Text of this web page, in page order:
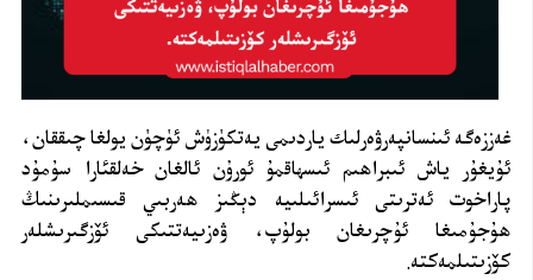
غەززەگە ئىنسانپەرۋەرلىك ياردىمى يەتكۈزۈش ئۈچۈن يولغا چىققان،
ئۇيغۇر ياش ئىبراھىم ئىسھاقمۇ ئورۇن ئالغان خەلقئارا سۇمۇد
پاراخوت ئەترىتى ئىسرائىلىيە دېڭىز ھەربىي قىسىملىرىنىڭ
ھۇجۇمىغا ئۇچرىغان بولۇپ، ۋەزىيەتتىكى ئۆزگىرىشلەر
كۆزىتىلمەكتە.